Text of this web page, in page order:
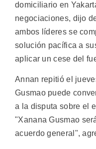
domiciliario en
negociaciones, dijo
ambos líderes se
solución pacífica a
aplicar un cese del
Annan repitió el
Gusmao puede
a la disputa sobre el
"Xanana Gusmao
acuerdo general",